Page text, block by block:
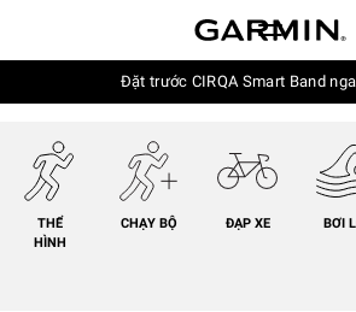
Đặt trước CIRQA Smart Band
THỂ
HÌNH
CHẠY BỘ ĐẠP XE BƠI